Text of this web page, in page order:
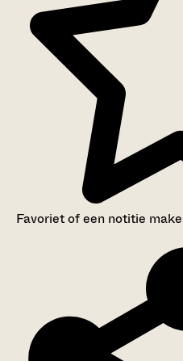
Favoriet of een notitie